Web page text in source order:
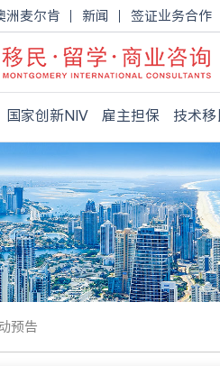
洲麦尔肯 新闻 签证业务合作
国家创新NIV 雇主担保 技术移
预告